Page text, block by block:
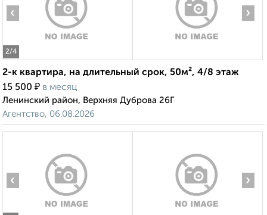
2/4
‹ ›
2-к квартира, на длительный срок, 50м², 4/8 этаж
15 500 ₽ в месяц
Ленинский район, Верхняя Дуброва 26Г
Агентство, 06.08.2026
‹ ›